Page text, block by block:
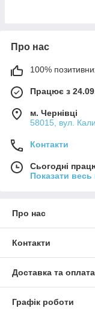
Про нас
100%
Працює з
м. Чернівці
58015, вул.
Контакти
Сьогодні
Показати весь
Про нас
Контакти
Доставка та оплата
Графік роботи